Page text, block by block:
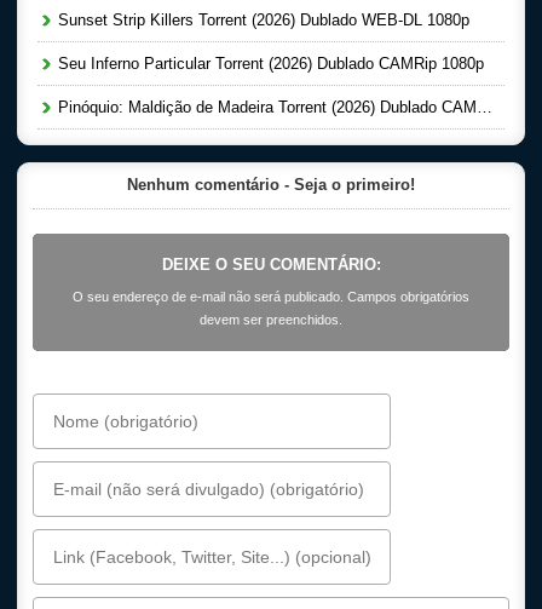
Sunset Strip Killers Torrent (2026) Dublado WEB-DL 1080p
Seu Inferno Particular Torrent (2026) Dublado CAMRip 1080p
Pinóquio: Maldição de Madeira Torrent (2026) Dublado CAMRip 1080p
Nenhum comentário - Seja o primeiro!
DEIXE O SEU COMENTÁRIO:
O seu endereço de e-mail não será publicado. Campos obrigatórios
devem ser preenchidos.